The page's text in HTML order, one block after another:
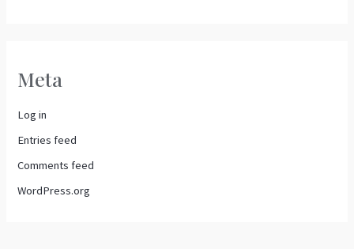
Meta
Log in
Entries feed
Comments feed
WordPress.org